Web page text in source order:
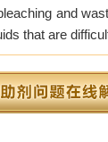
and
that are